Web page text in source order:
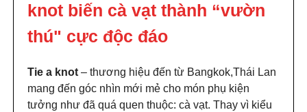
knot biến cà vạt thành “vườn
thú" cực độc đáo
Tie a knot – thương hiệu đến từ Bangkok,Thái Lan
mang đến góc nhìn mới mẻ cho món phụ kiện
tưởng như đã quá quen thuộc: cà vạt. Thay vì kiểu